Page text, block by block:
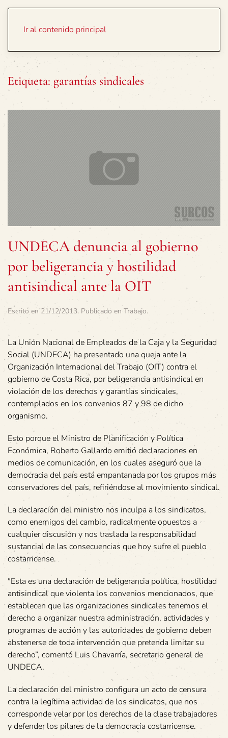
Ir al contenido principal
Etiqueta: garantías sindicales
UNDECA denuncia al gobierno
por beligerancia y hostilidad
antisindical ante la OIT
Escrito en21/12/2013. Publicado en Trabajo.
La Unión Nacional de Empleados de la Caja y la Seguridad
Social (UNDECA) ha presentado una queja ante la
Organización Internacional del Trabajo (OIT) contra el
gobierno de Costa Rica, por beligerancia antisindical en
violación de los derechos y garantías sindicales,
contemplados en los convenios 87 y 98 de dicho
organismo.
Esto porque el Ministro de Planificación y Política
Económica, Roberto Gallardo emitió declaraciones en
medios de comunicación, en los cuales aseguró que la
democracia del país está empantanada por los grupos más
conservadores del país, refiriéndose al movimiento sindical.
La declaración del ministro nos inculpa a los sindicatos,
como enemigos del cambio, radicalmente opuestos a
cualquier discusión y nos traslada la responsabilidad
sustancial de las consecuencias que hoy sufre el pueblo
costarricense.
“Esta es una declaración de beligerancia política, hostilidad
antisindical que violenta los convenios mencionados, que
establecen que las organizaciones sindicales tenemos el
derecho a organizar nuestra administración, actividades y
programas de acción y las autoridades de gobierno deben
abstenerse de toda intervención que pretenda limitar su
derecho”, comentó Luis Chavarría, secretario general de
UNDECA.
La declaración del ministro configura un acto de censura
contra la legítima actividad de los sindicatos, que nos
corresponde velar por los derechos de la clase trabajadores
y defender los pilares de la democracia costarricense.